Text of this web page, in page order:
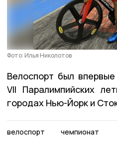
Фото: Илья Николотов
Велоспорт был
VII Паралимпийских
городах Нью-Йорк и
велоспорт чемпионат